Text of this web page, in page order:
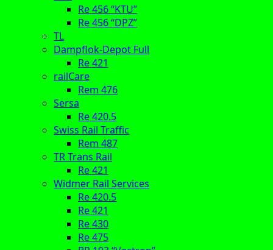
Re 456 “KTU”
Re 456 “DPZ”
TL
Dampflok-Depot Full
Re 421
railCare
Rem 476
Sersa
Re 420.5
Swiss Rail Traffic
Rem 487
TR Trans Rail
Re 421
Widmer Rail Services
Re 420.5
Re 421
Re 430
Re 475